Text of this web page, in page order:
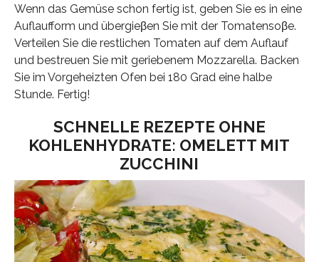
Wenn das Gemüse schon fertig ist, geben Sie es in eine
Auflaufform und übergieβen Sie mit der Tomatensoβe.
Verteilen Sie die restlichen Tomaten auf dem Auflauf
und bestreuen Sie mit geriebenem Mozzarella. Backen
Sie im Vorgeheizten Ofen bei 180 Grad eine halbe
Stunde. Fertig!
SCHNELLE REZEPTE OHNE
KOHLENHYDRATE: OMELETT MIT
ZUCCHINI